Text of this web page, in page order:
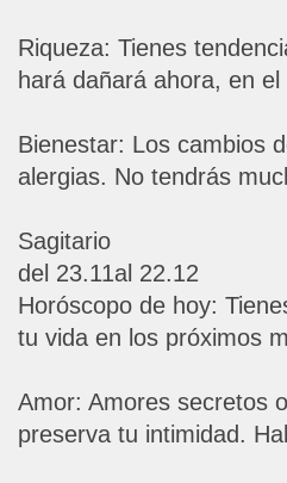
Riqueza: Tienes
hará dañará ahora, en
Bienestar: Los cambios
alergias. No tendrás
Sagitario
del 23.11al 22.12
Horóscopo de hoy:
tu vida en los próximos
Amor: Amores secretos
preserva tu intimidad.